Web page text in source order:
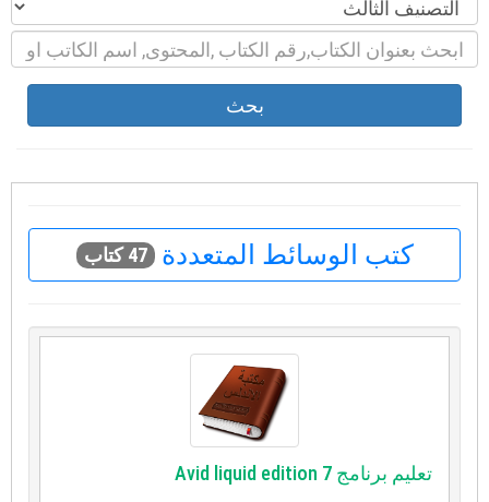
بحث
كتب الوسائط المتعددة 47 كتاب
تعليم برنامج Avid liquid edition 7